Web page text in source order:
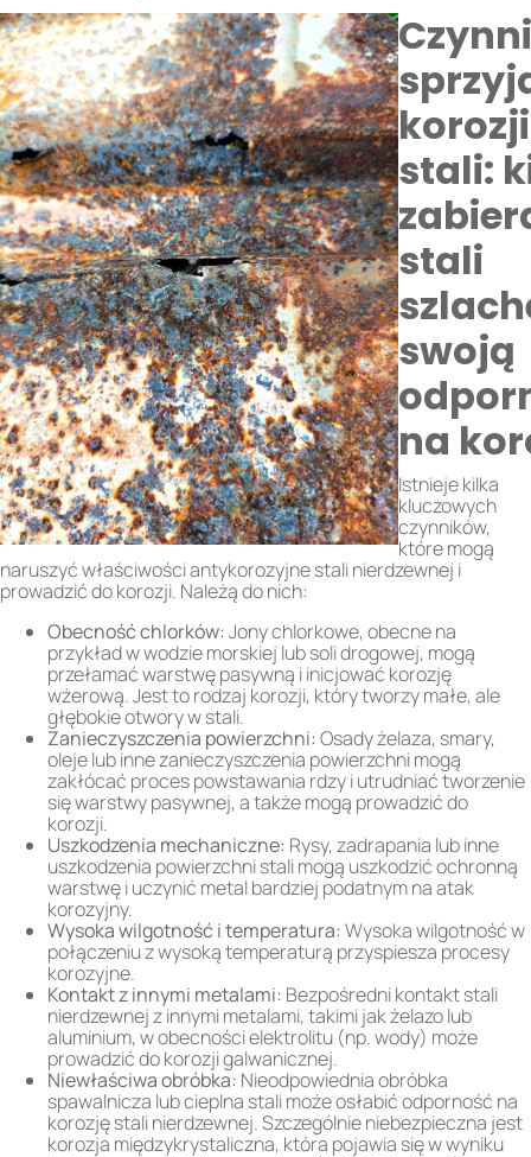
korozji
stali:
stali
swoją
na
Istnieje kilka
kluczowych
czynników,
które mogą
naruszyć właściwości antykorozyjne stali nierdzewnej i
prowadzić do korozji. Należą do nich:
Obecność chlorków: Jony chlorkowe, obecne na
przykład w wodzie morskiej lub soli drogowej, mogą
przełamać warstwę pasywną i inicjować korozję
wżerową. Jest to rodzaj korozji, który tworzy małe, ale
głębokie otwory w stali.
Zanieczyszczenia powierzchni: Osady żelaza, smary,
oleje lub inne zanieczyszczenia powierzchni mogą
zakłócać proces powstawania rdzy i utrudniać tworzenie
się warstwy pasywnej, a także mogą prowadzić do
korozji.
Uszkodzenia mechaniczne: Rysy, zadrapania lub inne
uszkodzenia powierzchni stali mogą uszkodzić ochronną
warstwę i uczynić metal bardziej podatnym na atak
korozyjny.
Wysoka wilgotność i temperatura: Wysoka wilgotność w
połączeniu z wysoką temperaturą przyspiesza procesy
korozyjne.
Kontakt z innymi metalami: Bezpośredni kontakt stali
nierdzewnej z innymi metalami, takimi jak żelazo lub
aluminium, w obecności elektrolitu (np. wody) może
prowadzić do korozji galwanicznej.
Niewłaściwa obróbka: Nieodpowiednia obróbka
spawalnicza lub cieplna stali może osłabić odporność na
korozję stali nierdzewnej. Szczególnie niebezpieczna jest
korozja międzykrystaliczna, która pojawia się w wyniku